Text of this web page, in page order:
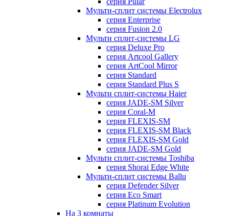
Мульти-сплит системы Electrolux
серия Enterprise
серия Fusion 2.0
Мульти сплит-системы LG
серия Deluxe Pro
серия Artcool Gallery
серия ArtCool Mirror
серия Standard
серия Standard Plus S
Мульти сплит-системы Haier
серия JADE-SM Silver
серия Coral-M
серия FLEXIS-SM
серия FLEXIS-SM Black
серия FLEXIS-SM Gold
серия JADE-SM Gold
Мульти сплит-системы Toshiba
серия Shorai Edge White
Мульти-сплит системы Ballu
серия Defender Silver
серия Eco Smart
серия Platinum Evolution
На 3 комнаты